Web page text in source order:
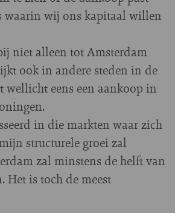
waarin wij ons kapitaal willen
niet alleen tot Amsterdam
ook in andere steden in de
wellicht eens een aankoop in
in die markten waar zich
structurele groei zal
zal minstens de helft van
Het is toch de meest